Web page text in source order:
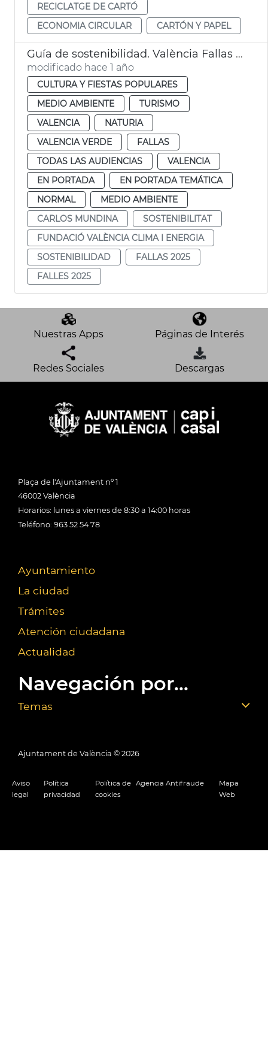
RECICLATGE DE CARTÓ
ECONOMIA CIRCULAR
CARTÓN Y PAPEL
Guía de sostenibilidad. València Fallas 2025
modificado hace 1 año
CULTURA Y FIESTAS POPULARES
MEDIO AMBIENTE
TURISMO
VALENCIA
NATURIA
VALENCIA VERDE
FALLAS
TODAS LAS AUDIENCIAS
VALENCIA
EN PORTADA
EN PORTADA TEMÁTICA
NORMAL
MEDIO AMBIENTE
CARLOS MUNDINA
SOSTENIBILITAT
FUNDACIÓ VALÈNCIA CLIMA I ENERGIA
SOSTENIBILIDAD
FALLAS 2025
FALLES 2025
Nuestras Apps Páginas de Interés
Redes Sociales Descargas
Plaça de l'Ajuntament nº 1
46002 València
Horarios: lunes a viernes de 8:30 a 14:00 horas
Teléfono: 963 52 54 78
Ayuntamiento
La ciudad
Trámites
Atención ciudadana
Actualidad
Navegación por...
Temas
Ajuntament de València © 2026
Aviso
legal
Política
privacidad
Política de
cookies
Agencia Antifraude
Mapa
Web